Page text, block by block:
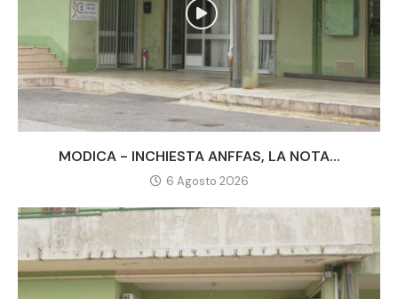
MODICA - INCHIESTA ANFFAS, LA NOTA...
6 Agosto 2026